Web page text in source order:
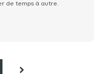
de temps à autre.